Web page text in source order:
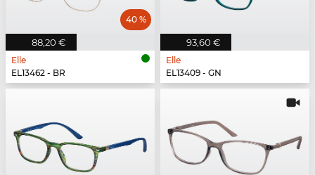
88,20 €
40 %
Elle
EL13462 - BR
93,60 €
Elle
EL13409 - GN